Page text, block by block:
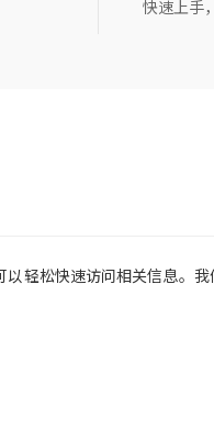
快速上手
以轻松快速访问相关信息。